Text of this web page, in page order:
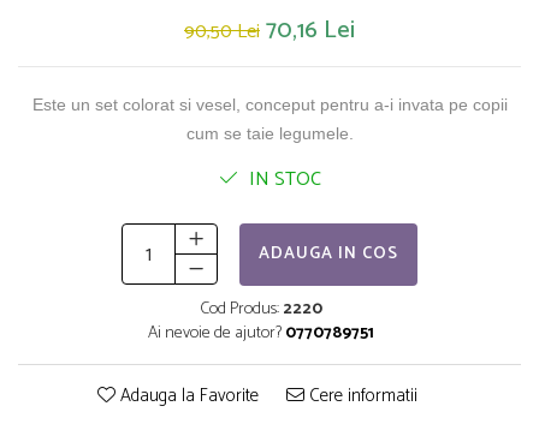
Trotinete
Unelte si bancuri de lucru
90,50 Lei70,16 Lei
Este un set colorat si vesel, conceput pentru a-i invata pe copii
cum se taie legumele.
IN STOC
ADAUGA IN COS
Cod Produs:2220
Ai nevoie de ajutor?0770789751
Adauga la Favorite Cere informatii